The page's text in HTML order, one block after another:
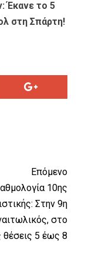
Έκανε το 5
στη Σπάρτη!
Επόμενο
10ης
Στην 9η
στο
θέσεις 5 έως 8